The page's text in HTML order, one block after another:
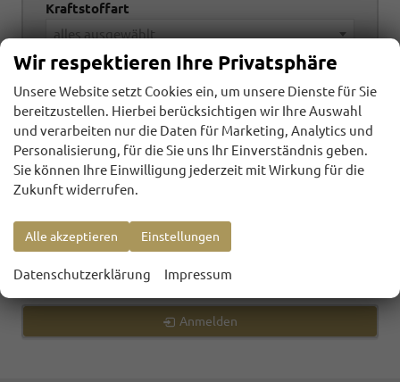
Kraftstoffart
alles ausgewählt
alles ausgewählt
24 Ergebnisse anzeigen
Geparkte Fahrzeuge (
Anmelden
Wir respektieren Ihre Privatsphäre
Unsere Website setzt Cookies ein, um unsere Dienste für Sie
bereitzustellen. Hierbei berücksichtigen wir Ihre Auswahl
und verarbeiten nur die Daten für Marketing, Analytics und
Personalisierung, für die Sie uns Ihr Einverständnis geben.
Sie können Ihre Einwilligung jederzeit mit Wirkung für die
Zukunft widerrufen.
Alle akzeptieren Einstellungen
Datenschutzerklärung Impressum